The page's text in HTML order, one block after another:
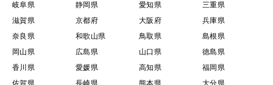
岐阜県
静岡県 愛知県
三重県
滋賀県
京都府 大阪府
兵庫県
奈良県
和歌山県 鳥取県
島根県
岡山県
広島県 山口県
徳島県
香川県
愛媛県 高知県
福岡県